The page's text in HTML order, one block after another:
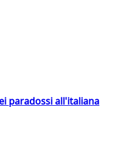
paradossi all'italiana